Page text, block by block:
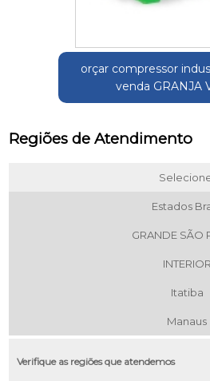
orçar compressor
venda GRANJA
Regiões de Atendimento
Estados
GRANDE SÃO
INTERIOR
Itatiba
Manaus
Verifique as regiões que atendemos